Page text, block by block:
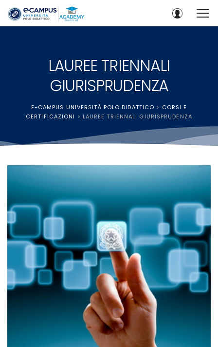
LAUREE TRIENNALI
GIURISPRUDENZA
E-CAMPUS UNIVERSITÀ POLO DIDATTICO > CORSI E
CERTIFICAZIONI > LAUREE TRIENNALI GIURISPRUDENZA